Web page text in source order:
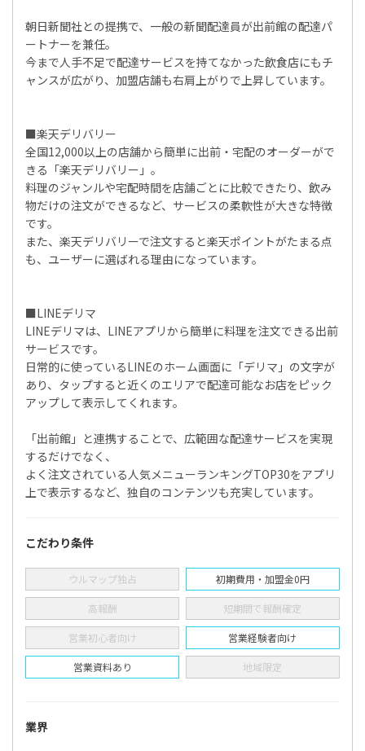
朝日新聞社との提携で、一般の新聞配達員が出前館の配達パ
ートナーを兼任。
今まで人手不足で配達サービスを持てなかった飲食店にもチ
ャンスが広がり、加盟店舗も右肩上がりで上昇しています。
■楽天デリバリー
全国12,000以上の店舗から簡単に出前・宅配のオーダーがで
きる「楽天デリバリー」。
料理のジャンルや宅配時間を店舗ごとに比較できたり、飲み
物だけの注文ができるなど、サービスの柔軟性が大きな特徴
です。
また、楽天デリバリーで注文すると楽天ポイントがたまる点
も、ユーザーに選ばれる理由になっています。
■LINEデリマ
LINEデリマは、LINEアプリから簡単に料理を注文できる出前
サービスです。
日常的に使っているLINEのホーム画面に「デリマ」の文字が
あり、タップすると近くのエリアで配達可能なお店をピック
アップして表示してくれます。
「出前館」と連携することで、広範囲な配達サービスを実現
するだけでなく、
よく注文されている人気メニューランキングTOP30をアプリ
上で表示するなど、独自のコンテンツも充実しています。
こだわり条件
ウルマップ独占 初期費用・加盟金0円
高報酬 短期間で報酬確定
営業初心者向け 営業経験者向け
営業資料あり 地域限定
業界